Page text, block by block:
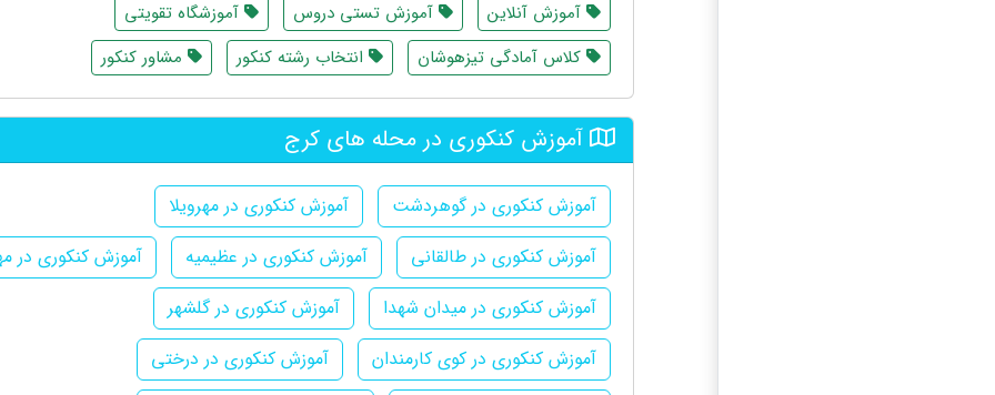
آموزش آنلاین آموزش تستی دروس
آموزشگاه تقویتی
کلاس آمادگی تیزهوشان
انتخاب رشته کنکور مشاور کنکور
آموزش کنکوری در محله های کرج
آموزش کنکوری در گوهردشت
آموزش کنکوری در مهرویلا
آموزش کنکوری در طالقانی
آموزش کنکوری در عظیمیه
آموزش کنکوری در
آموزش کنکوری در میدان شهدا
آموزش کنکوری در گلشهر
آموزش کنکوری در کوی کارمندان
آموزش کنکوری در درختی